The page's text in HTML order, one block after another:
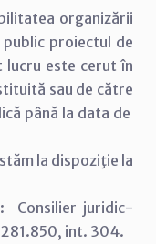
organizării
proiectul de
lucru este cerut în
sau de către
până la data de
la dispoziţie la
Consilier juridic-
int. 304.